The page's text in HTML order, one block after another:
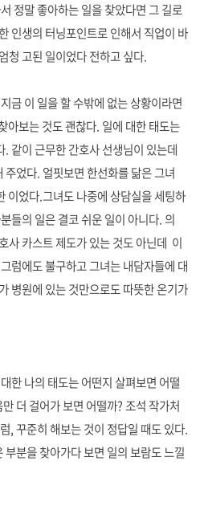
정말 좋아하는 일을 찾았다면 그 길로
인생의 터닝포인트로 인해서 직업이 바
청 고된 일이었다 전하고 싶다.
금 이 일을 할 수밖에 없는 상황이라면
아보는 것도 괜찮다. 일에 대한 태도는
같이 근무한 간호사 선생님이 있는데
었다. 얼핏보면 한선화를 닮은 그녀
이었다.그녀도 나중에 상담실을 세팅하
들의 일은 결코 쉬운 일이 아니다. 의
사 카스트 제도가 있는 것도 아닌데 이
럼에도 불구하고 그녀는 내담자들에 대
병원에 있는 것만으로도 따뜻한 온기가
한 나의 태도는 어떤지 살펴보면 어떨
더 걸어가 보면 어떨까? 조석 작가처
, 꾸준히 해보는 것이 정답일 때도 있다.
분을 찾아가다 보면 일의 보람도 느낄